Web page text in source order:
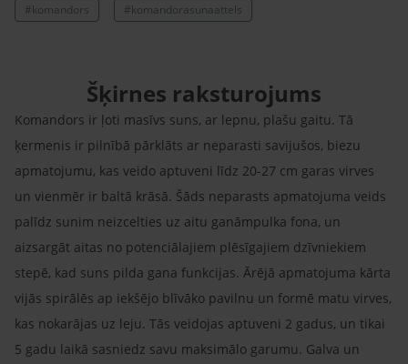
#komandors #komandorasunaattels
Šķirnes raksturojums
Komandors ir ļoti masīvs suns, ar lepnu, plašu gaitu. Tā
ķermenis ir pilnībā pārklāts ar neparasti savijušos, biezu
apmatojumu, kas veido aptuveni līdz 20-27 cm garas virves
un vienmēr ir baltā krāsā. Šāds neparasts apmatojuma veids
palīdz sunim neizcelties uz aitu ganāmpulka fona, un
aizsargāt aitas no potenciālajiem plēsīgajiem dzīvniekiem
stepē, kad suns pilda gana funkcijas. Ārējā apmatojuma kārta
vijās spirālēs ap iekšējo blīvāko pavilnu un formē matu virves,
kas nokarājas uz leju. Tās veidojas aptuveni 2 gadus, un tikai
5 gadu laikā sasniedz savu maksimālo garumu. Galva un